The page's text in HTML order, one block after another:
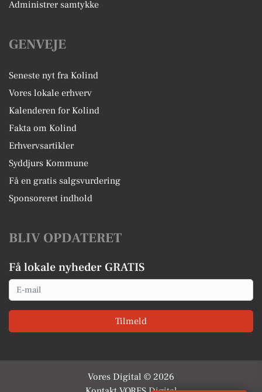
Administrer samtykke
GENVEJE
Seneste nyt fra Kolind
Vores lokale erhverv
Kalenderen for Kolind
Fakta om Kolind
Erhvervsartikler
Syddjurs Kommune
Få en gratis salgsvurdering
Sponsoreret indhold
BLIV OPDATERET
Få lokale nyheder GRATIS
Email
Tilmeld
Vores Digital © 2026